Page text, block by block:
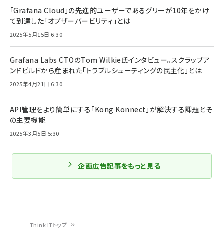
Think ITトップ
「Grafana Cloud」の先進的ユーザーであるグリーが10年をかけ
て到達した「オブザーバービリティ」とは
2025年5月15日 6:30
Grafana Labs CTOのTom Wilkie氏インタビュー。スクラップア
ンドビルドから産まれた「トラブルシューティングの民主化」とは
2025年4月21日 6:30
API管理をより簡単にする「Kong Konnect」が解決する課題とそ
の主要機能
2025年3月5日 5:30
企画広告記事をもっと見る